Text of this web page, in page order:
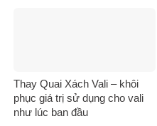
Thay Quai Xách Vali – khôi
phục giá trị sử dụng cho vali
như lúc ban đầu